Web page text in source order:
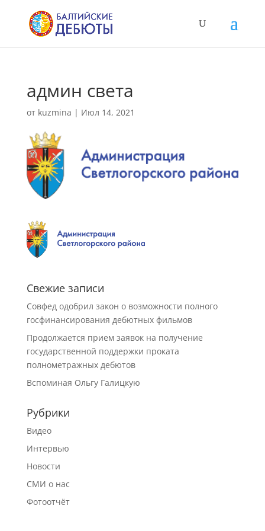
админ света
от kuzmina | Июл 14, 2021
Свежие записи
Совфед одобрил закон о возможности полного
госфинансирования дебютных фильмов
Продолжается прием заявок на получение
государственной поддержки проката
полнометражных дебютов
Вспоминая Ольгу Галицкую
Рубрики
Видео
Интервью
Новости
СМИ о нас
Фотоотчёт